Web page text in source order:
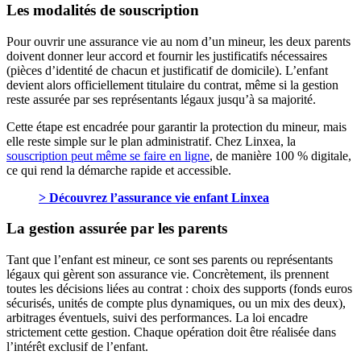
Les modalités de souscription
Pour ouvrir une assurance vie au nom d’un mineur, les deux parents
doivent donner leur accord et fournir les justificatifs nécessaires
(pièces d’identité de chacun et justificatif de domicile). L’enfant
devient alors officiellement titulaire du contrat, même si la gestion
reste assurée par ses représentants légaux jusqu’à sa majorité.
Cette étape est encadrée pour garantir la protection du mineur, mais
elle reste simple sur le plan administratif. Chez Linxea, la
souscription peut même se faire en ligne, de manière 100 % digitale,
ce qui rend la démarche rapide et accessible.
> Découvrez l’assurance vie enfant Linxea
La gestion assurée par les parents
Tant que l’enfant est mineur, ce sont ses parents ou représentants
légaux qui gèrent son assurance vie. Concrètement, ils prennent
toutes les décisions liées au contrat : choix des supports (fonds euros
sécurisés, unités de compte plus dynamiques, ou un mix des deux),
arbitrages éventuels, suivi des performances. La loi encadre
strictement cette gestion. Chaque opération doit être réalisée dans
l’intérêt exclusif de l’enfant.